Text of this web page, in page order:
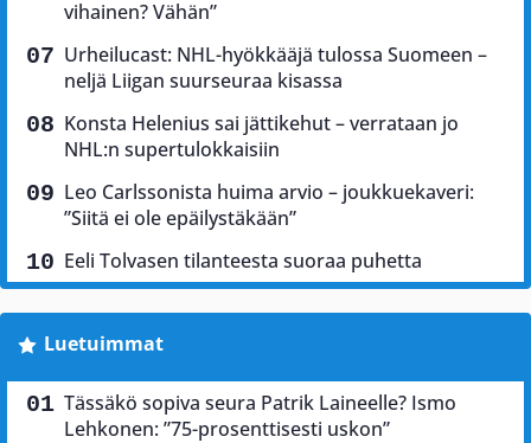
vihainen? Vähän”
Urheilucast: NHL-hyökkääjä tulossa Suomeen –
neljä Liigan suurseuraa kisassa
Konsta Helenius sai jättikehut – verrataan jo
NHL:n supertulokkaisiin
Leo Carlssonista huima arvio – joukkuekaveri:
”Siitä ei ole epäilystäkään”
Eeli Tolvasen tilanteesta suoraa puhetta
Luetuimmat
Tässäkö sopiva seura Patrik Laineelle? Ismo
Lehkonen: ”75-prosenttisesti uskon”